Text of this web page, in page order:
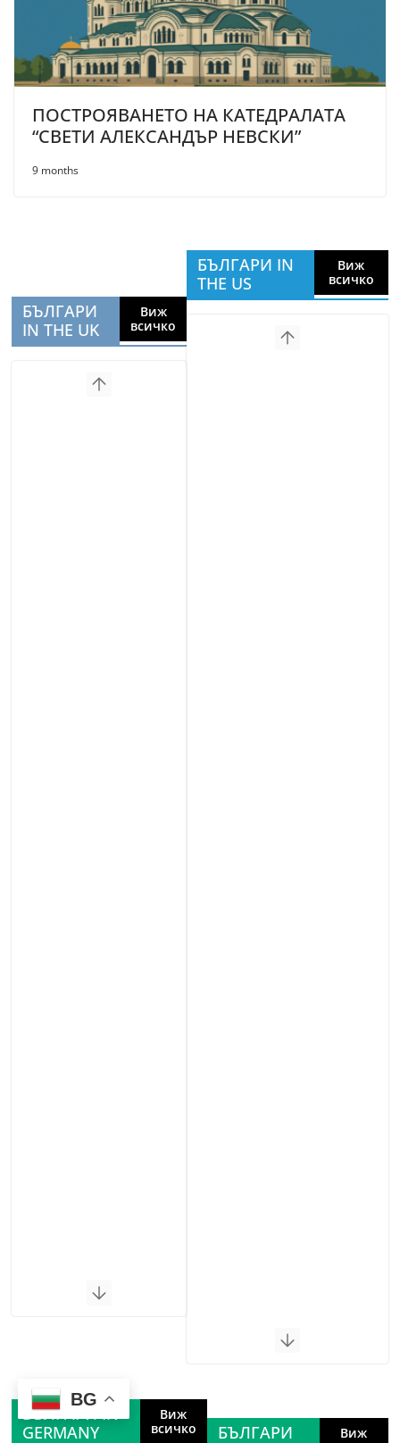
ПОСТРОЯВАНЕТО НА КАТЕДРАЛАТА
“СВЕТИ АЛЕКСАНДЪР НЕВСКИ”
9 months
БЪЛГАРИ
IN THE UK
Виж
всичко
БЪЛГАРИ IN
THE US
Виж
всичко
БЪЛГАРИ IN
GERMANY
Виж
всичко
БЪЛГАРИ
Виж
BG